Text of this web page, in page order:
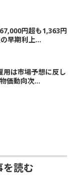
円超も1,363円
早期利上...
用は市場予想に反し
価動向次...
を読む